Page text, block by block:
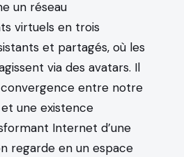
un réseau
virtuels en trois
et partagés, où les
via des avatars. Il
entre notre
une existence
Internet d’une
regarde en un espace